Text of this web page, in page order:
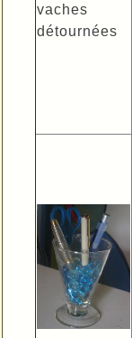
vaches
détournées